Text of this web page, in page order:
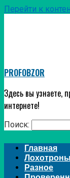
Перейти к
PROFOBZOR
Здесь вы узнаете,
интернете!
Поиск:
Главная
Лохотроны
Разное